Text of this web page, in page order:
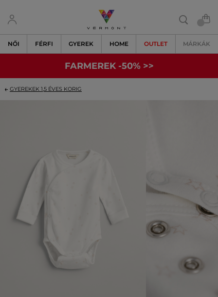
NŐI FÉRFI GYEREK HOME OUTLET MÁRKÁK
FARMEREK -50% >>
GYEREKEK 1,5 ÉVES KORIG